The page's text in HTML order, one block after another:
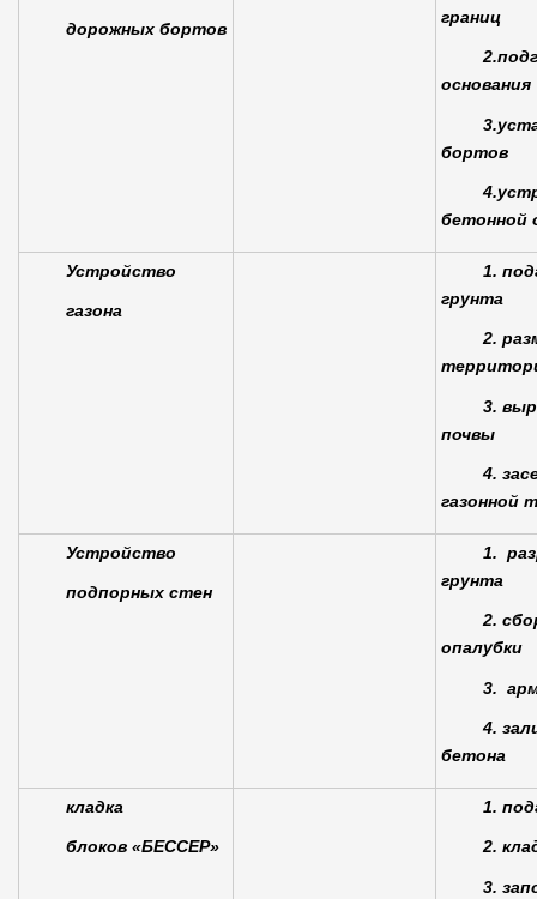
дорожных бортов
границ
основания
бортов
бетонной
Устройство
газона
1.
грунта
2.
3.
почвы
4.
газонной
Устройство
подпорных стен
1.
грунта
2.
опалубки
3.
4.
бетона
кладка
блоков «БЕССЕР»
1.
2.
3.